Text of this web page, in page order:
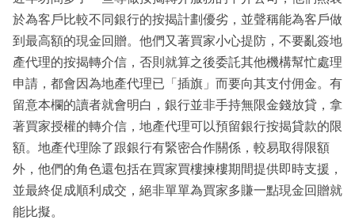
於為客戶比較不同銀行的按揭計劃優劣，並聲稱能為客戶做
到最高額的現金回贈。他們又著買家小心提防，不要亂簽地
產代理的按揭轉介信，否則就算之後委託其他機構幫忙處理
申請，都會因為地產代理已「插旗」而要向其支付佣金。有
留意本欄的讀者就會明白，銀行並非手持無限金錢放貸，拿
著買家授權的轉介信，地產代理可以預留銀行按揭貸款的限
額。地產代理除了跟銀行有緊密合作關係，較易取得限額
外，他們的角色還包括在買家買樓揀樓期間提供即時支援，
並最終促成順利成交，絕非單單為買家多賺一點現金回贈就
能比擬。